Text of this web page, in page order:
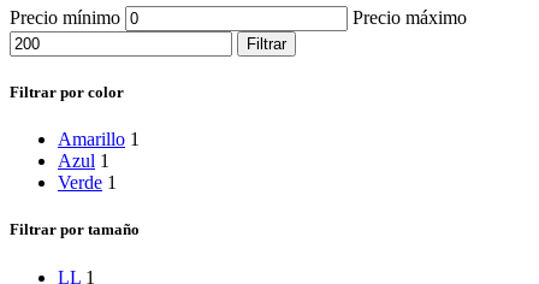
Precio mínimo Precio máximo
Filtrar
Filtrar por color
Amarillo 1
Azul 1
Verde 1
Filtrar por tamaño
LL 1